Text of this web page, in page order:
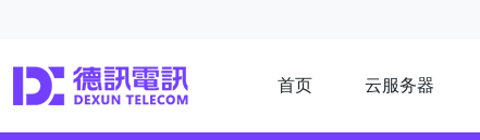
首页 云服务器